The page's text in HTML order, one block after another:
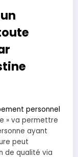
personnel
» va permettre
ayant
peut
de qualité via